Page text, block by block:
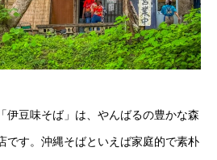
伊豆味そば」は、やんばるの豊かな森
です。沖縄そばといえば家庭的で素朴